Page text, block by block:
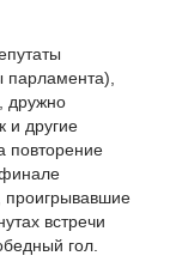
дружно
и другие
повторение
финале
встречи
гол.